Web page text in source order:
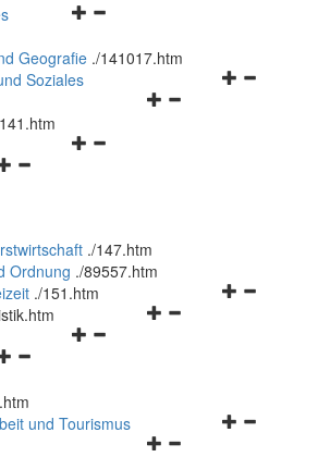
Navigationsmenü
und
schließen
Geografie ./141017.htm
Navigationsmenü
Soziales
Navigationsmenü
./147.htm
Ordnung ./89557.htm
Navigationsmenü
./151.htm
Navigationsmenü
Navigationsmenü
und Tourismus